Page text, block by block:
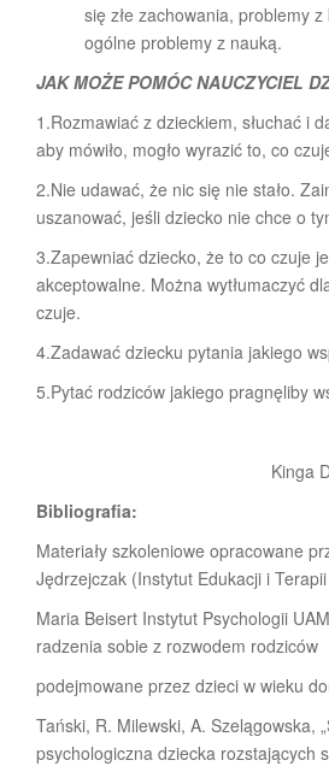
się złe zachowania, problemy
ogólne problemy z nauką.
JAK MOŻE POMÓC NAUCZYCIEL
1.Rozmawiać z dzieckiem, słuchać i
aby mówiło, mogło wyrazić to, co
2.Nie udawać, że nic się nie stało.
uszanować, jeśli dziecko nie chce o
3.Zapewniać dziecko, że to co czuje
akceptowalne. Można wytłumaczyć
czuje.
4.Zadawać dziecku pytania jakiego
5.Pytać rodziców jakiego pragnęliby
Kinga
Bibliografia:
Materiały szkoleniowe opracowane
Jędrzejczak (Instytut Edukacji i
Maria Beisert Instytut Psychologii
radzenia sobie z rozwodem rodziców
podejmowane przez dzieci w wieku
Tański, R. Milewski, A. Szelągowska,
psychologiczna dziecka rozstających